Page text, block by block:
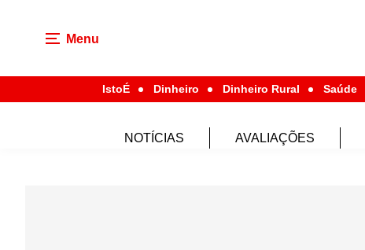
Menu
IstoÉ Dinheiro Dinheiro Rural Saúde
NOTÍCIAS AVALIAÇÕES